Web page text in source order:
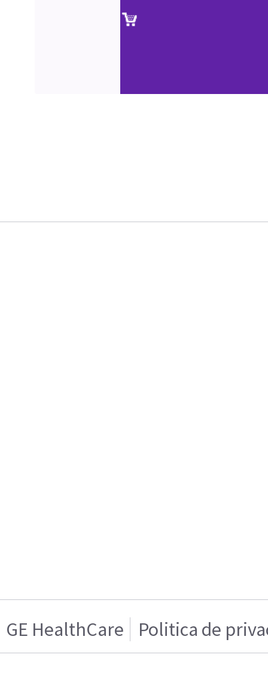
GE HealthCare Politica de